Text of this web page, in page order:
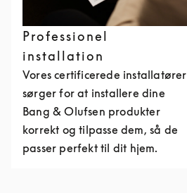
Professionel
installation
Vores certificerede installatører
sørger for at installere dine
Bang & Olufsen produkter
korrekt og tilpasse dem, så de
passer perfekt til dit hjem.